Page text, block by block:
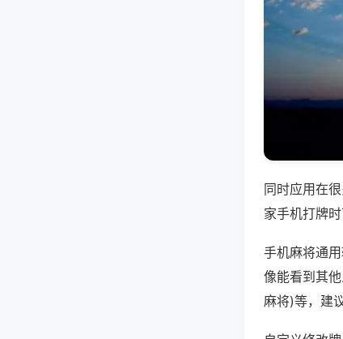
同时应用在
家手机打牌
手机麻将通
像能看到其
麻将)等，建